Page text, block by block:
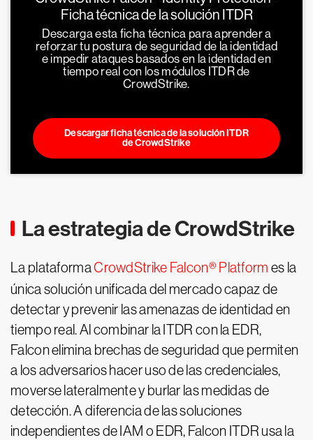
Ficha técnica de la solución ITDR
Descarga esta ficha técnica para aprender a
reforzar tu postura de seguridad de la identidad
e impedir ataques basados en la identidad en
tiempo real con los módulos ITDR de
CrowdStrike.
Descargar ficha técnica de la solución ITDR
de CrowdStrike
La estrategia de CrowdStrike
La plataformaCrowdStrike Falcon® Platform es la
única solución unificada del mercado capaz de
detectar y prevenir las amenazas de identidad en
tiempo real. Al combinar la ITDR con la EDR,
Falcon elimina brechas de seguridad que permiten
a los adversarios hacer uso de las credenciales,
moverse lateralmente y burlar las medidas de
detección. A diferencia de las soluciones
independientes de IAM o EDR, Falcon ITDR usa la